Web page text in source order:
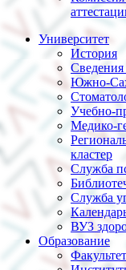
Университет
История
Сведения
Южно-
Учебно-
Медико-
кластер
Служба
Служба
ВУЗ
Образование